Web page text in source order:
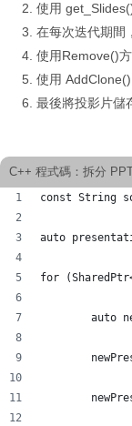
使用
在每次迭代期間
使用Remove()
使用
最後將投影片儲
C++ 程式碼：拆分
const String
auto
for
auto